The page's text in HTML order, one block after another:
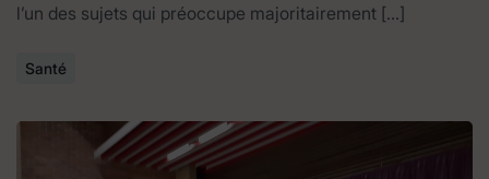
l’un des sujets qui préoccupe majoritairement […]
Santé